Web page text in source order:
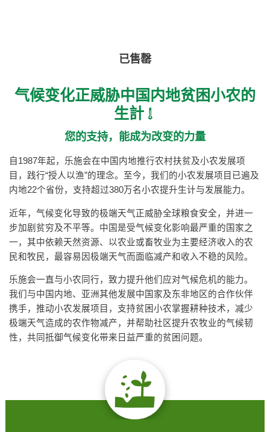
已售罄
气候变化正威胁中国内地贫困小农的
生計
您的支持，能成为改变的力量
自1987年起，乐施会在中国内地推行农村扶贫及小农发展项
目，践行“授人以渔”的理念。至今，我们的小农发展项目已遍及
内地22个省份，支持超过380万名小农提升生计与发展能力。
近年，气候变化导致的极端天气正威胁全球粮食安全，并进一
步加剧贫穷及不平等。中国是受气候变化影响最严重的国家之
一，其中依赖天然资源、以农业或畜牧业为主要经济收入的农
民和牧民，最容易因极端天气而面临减产和收入不稳的风险。
乐施会一直与小农同行，致力提升他们应对气候危机的能力。
我们与中国内地、亚洲其他发展中国家及东非地区的合作伙伴
携手，推动小农发展项目，支持贫困小农掌握耕种技术，减少
极端天气造成的农作物减产，并帮助社区提升农牧业的气候韧
性，共同抵御气候变化带来日益严重的贫困问题。